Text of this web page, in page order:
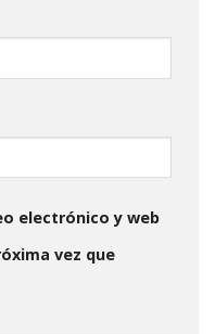
electrónico y web
vez que